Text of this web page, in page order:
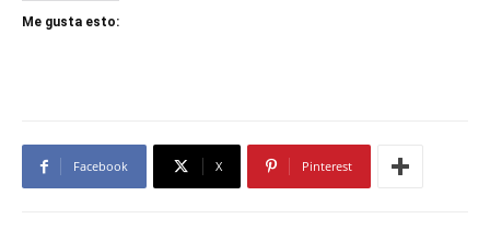
Me gusta esto:
Facebook X Pinterest